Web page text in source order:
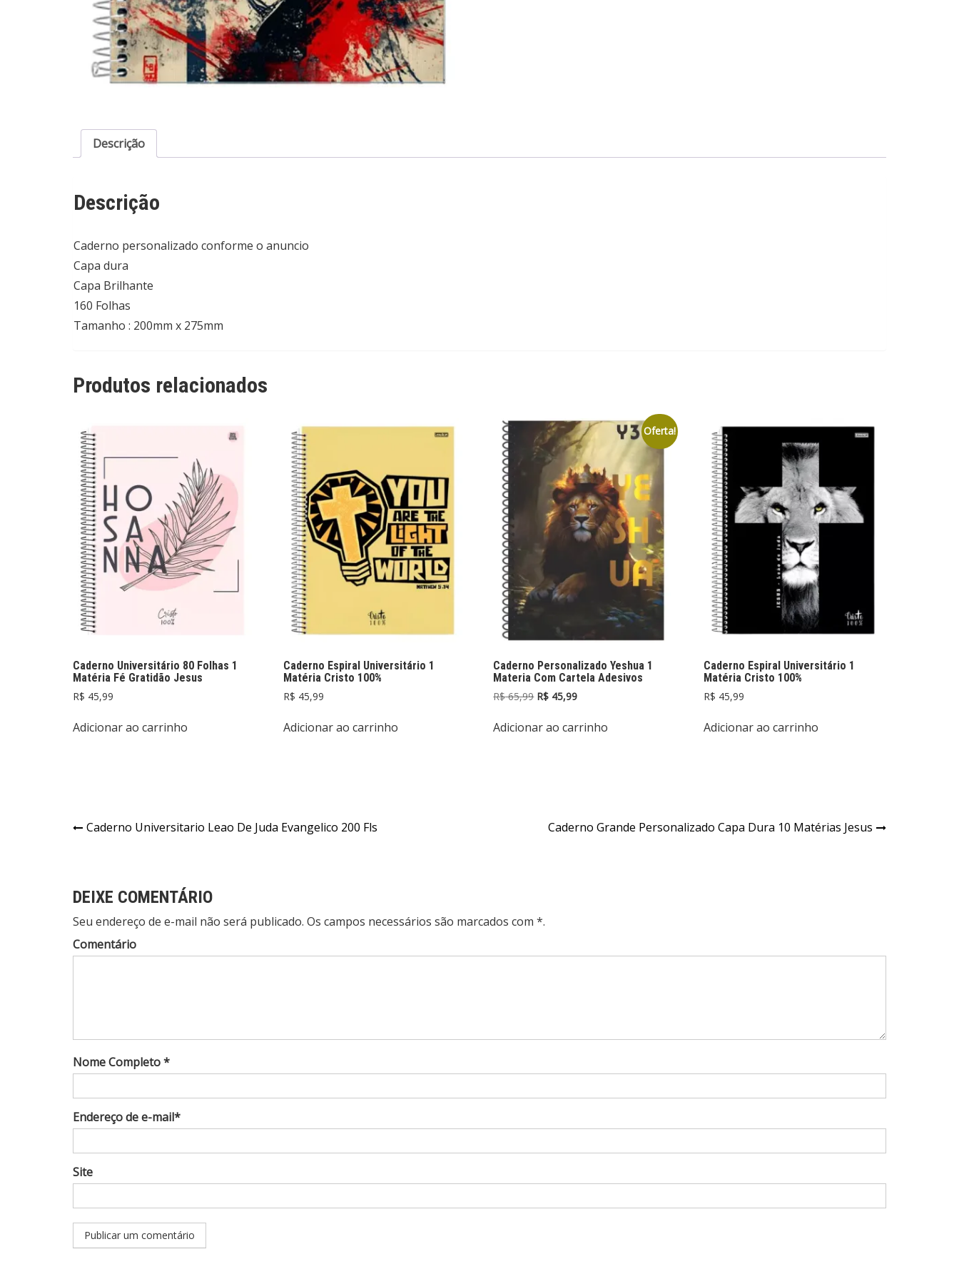
Descrição
Descrição
Caderno personalizado conforme o anuncio
Capa dura
Capa Brilhante
160 Folhas
Tamanho : 200mm x 275mm
Produtos relacionados
Caderno Universitário 80 Folhas 1
Matéria Fé Gratidão Jesus
R$ 45,99
Adicionar ao carrinho
Caderno Espiral Universitário 1
Matéria Cristo 100%
R$ 45,99
Adicionar ao carrinho
Oferta!
Caderno Personalizado Yeshua 1
Materia Com Cartela Adesivos
R$65,99 O
original
R$ 45,99O
atual
Adicionar ao carrinho
Caderno Espiral Universitário 1
Matéria Cristo 100%
R$ 45,99
Adicionar ao carrinho
Navegação
Caderno Universitario Leao De Juda Evangelico 200 Fls Caderno Grande Personalizado Capa Dura 10 Matérias Jesus
DEIXE COMENTÁRIO
Seu endereço de e-mail não será publicado. Os campos necessários são marcados com *.
Comentário
Nome Completo *
Endereço de e-mail*
Site